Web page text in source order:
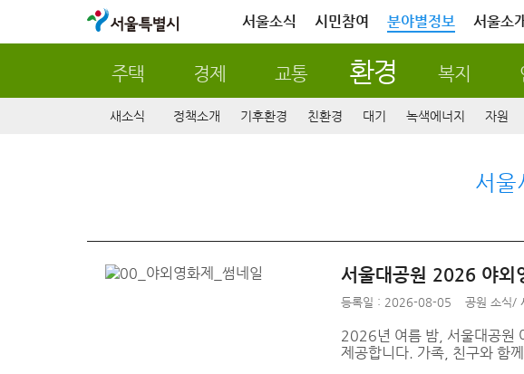
서울특별시 서울소식 시민참여 분야별정보 서울소개
주택 경제 교통 환경 복지
새소식 정책소개 기후환경 친환경 대기 녹색에너지 자원
서울
서울대공원 2026 야외
등록일 : 2026-08-05 공원 소식/
2026년 여름 밤, 서울대공원
제공합니다. 가족, 친구와 함